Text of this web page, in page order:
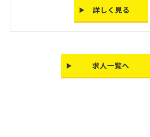
詳しく見る
求人一覧へ